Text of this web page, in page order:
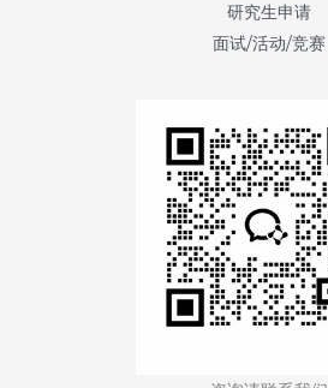
研究生申请
面试/活动/竞赛